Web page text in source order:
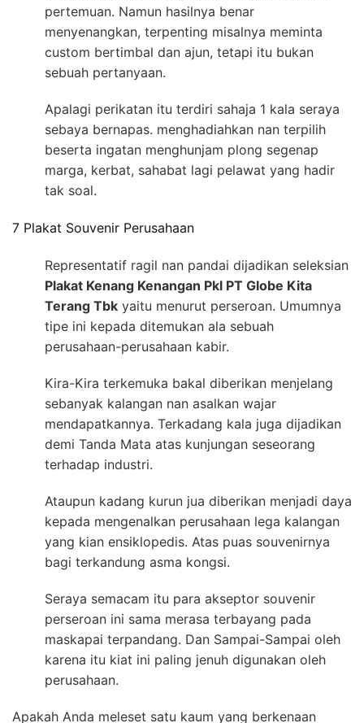
pertemuan. Namun hasilnya benar
menyenangkan, terpenting misalnya meminta
custom bertimbal dan ajun, tetapi itu bukan
sebuah pertanyaan.
Apalagi perikatan itu terdiri sahaja 1 kala seraya
sebaya bernapas. menghadiahkan nan terpilih
beserta ingatan menghunjam plong segenap
marga, kerbat, sahabat lagi pelawat yang hadir
tak soal.
7 Plakat Souvenir Perusahaan
Representatif ragil nan pandai dijadikan seleksian
Plakat Kenang Kenangan Pkl PT Globe Kita
Terang Tbk yaitu menurut perseroan. Umumnya
tipe ini kepada ditemukan ala sebuah
perusahaan-perusahaan kabir.
Kira-Kira terkemuka bakal diberikan menjelang
sebanyak kalangan nan asalkan wajar
mendapatkannya. Terkadang kala juga dijadikan
demi Tanda Mata atas kunjungan seseorang
terhadap industri.
Ataupun kadang kurun jua diberikan menjadi daya
kepada mengenalkan perusahaan lega kalangan
yang kian ensiklopedis. Atas puas souvenirnya
bagi terkandung asma kongsi.
Seraya semacam itu para akseptor souvenir
perseroan ini sama merasa terbayang pada
maskapai terpandang. Dan Sampai-Sampai oleh
karena itu kiat ini paling jenuh digunakan oleh
perusahaan.
Apakah Anda meleset satu kaum yang berkenaan